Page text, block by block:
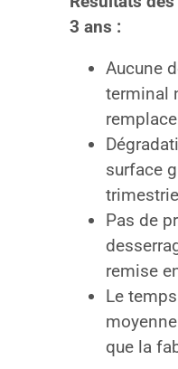
3 ans :
Aucune
terminal
surface
Pas de
remise
Le
que la